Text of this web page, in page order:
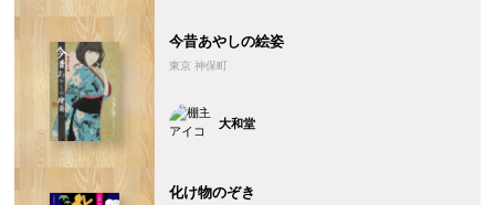
今昔あやしの絵姿
東京 神保町
大和堂
化け物のぞき